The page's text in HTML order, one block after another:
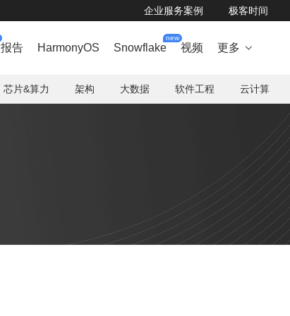
企业服务案例 极客时间
报告 HarmonyOS Snowflake
new
视频 更多 
芯片&算力 架构 大数据 软件工程 云计算